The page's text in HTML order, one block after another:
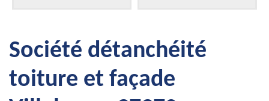
Société détanchéité
toiture et façade